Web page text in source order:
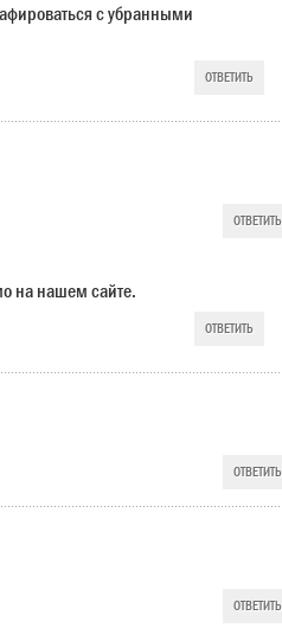
с убранными
ОТВЕТИТЬ
ОТВЕТИТЬ
на нашем сайте.
ОТВЕТИТЬ
ОТВЕТИТЬ
ОТВЕТИТЬ